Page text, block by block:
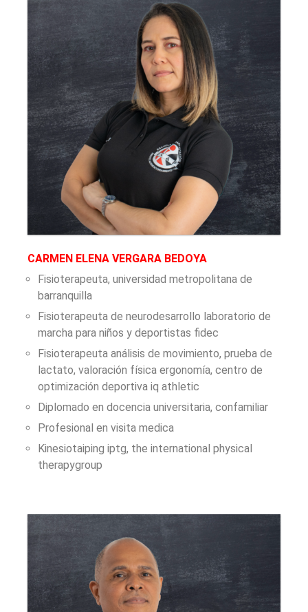
CARMEN ELENA VERGARA BEDOYA
Fisioterapeuta, universidad metropolitana de
barranquilla
Fisioterapeuta de neurodesarrollo laboratorio de
marcha para niños y deportistas fidec
Fisioterapeuta análisis de movimiento, prueba de
lactato, valoración física ergonomía, centro de
optimización deportiva iq athletic
Diplomado en docencia universitaria, confamiliar
Profesional en visita medica
Kinesiotaiping iptg, the international physical
therapygroup